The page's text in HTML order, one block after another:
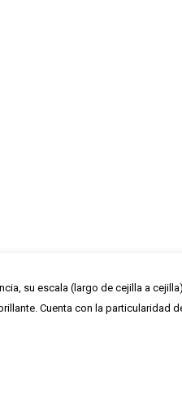
su escala (largo de cejilla a
Cuenta con la particularidad